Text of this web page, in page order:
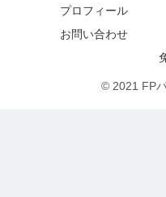
プロフィール
お問い合わせ
© 2021 FP